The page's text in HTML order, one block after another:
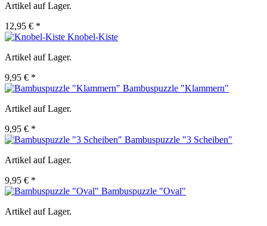
Artikel auf Lager.
12,95 € *
Knobel-Kiste
Artikel auf Lager.
9,95 € *
Bambuspuzzle "Klammern"
Artikel auf Lager.
9,95 € *
Bambuspuzzle "3 Scheiben"
Artikel auf Lager.
9,95 € *
Bambuspuzzle "Oval"
Artikel auf Lager.